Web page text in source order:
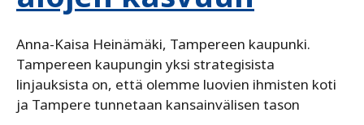
Anna-Kaisa Heinämäki, Tampereen kaupunki.
Tampereen kaupungin yksi strategisista
linjauksista on, että olemme luovien ihmisten koti
ja Tampere tunnetaan kansainvälisen tason